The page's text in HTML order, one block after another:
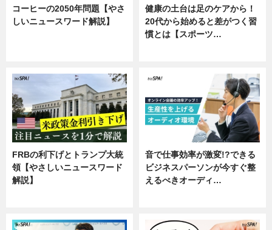
コーヒーの2050年問題【やさ
しいニュースワード解説】
健康の土台は足のケアから！
20代から始めると差がつく習
慣とは【スポーツ…
FRBの利下げとトランプ大統
領【やさしいニュースワード
解説】
音で仕事効率が激変!?できる
ビジネスパーソンが今すぐ整
えるべきオーディ…